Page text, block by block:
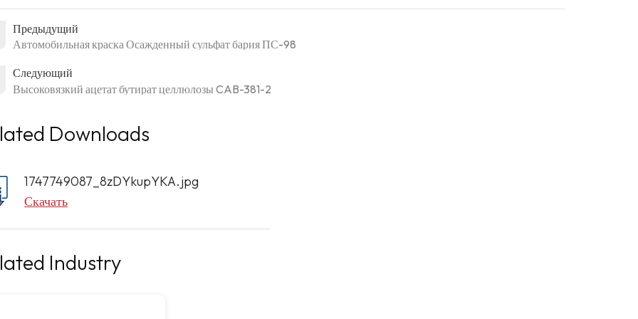
Предыдущий
Автомобильная краска Осажденный сульфат бария ПС-98
Следующий
Высоковязкий ацетат бутират целлюлозы CAB-381-2
Downloads
1747749087_8zDYkupYKA.jpg
Скачать
Industry